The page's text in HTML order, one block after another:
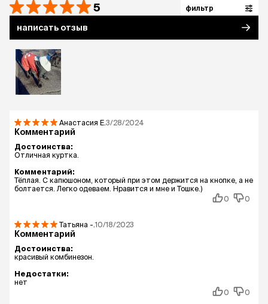
5 фильтр
написать отзыв
Анастасия Е. 3/28/2024
Комментарий
Достоинства:
Отличная куртка.
Комментарий:
Тёплая. С капюшоном, который при этом держится на кнопке, а не
болтается. Легко одеваем. Нравится и мне и Тошке.)
0
0
Татьяна -.10/18/2023
Комментарий
Достоинства:
красивый комбинезон.
Недостатки:
нет
0
0